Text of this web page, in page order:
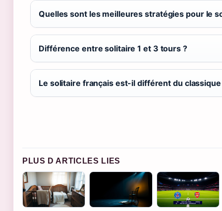
Quelles sont les meilleures stratégies pour le
Différence entre solitaire 1 et 3 tours ?
Le solitaire français est-il différent du classique
PLUS D ARTICLES LIES